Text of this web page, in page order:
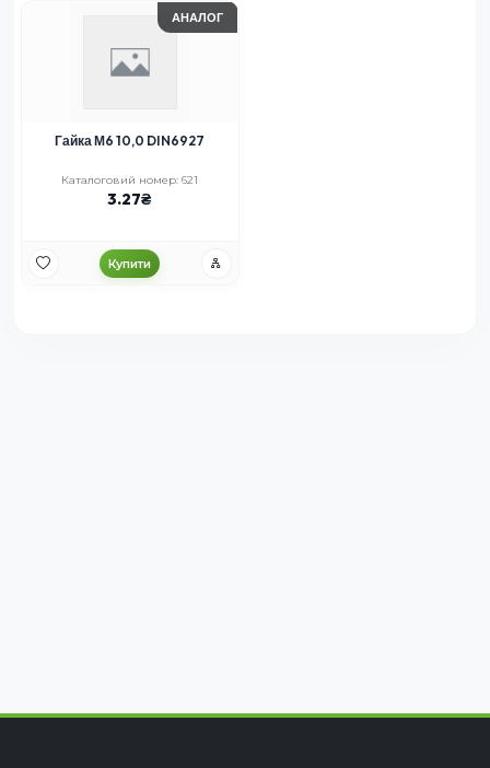
АНАЛОГ
Гайка М6 10,0 DIN6927
Каталоговий номер: 621
3.27
Купити